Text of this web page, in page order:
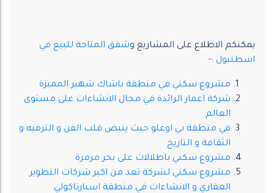
يمكنكم الاطلاع على المشاريع وشقق المتاحة للبيع في
اسطنبول :-
مشروع سكني في منطقة باشاك شهير المميزة
شركة اعمار الرائدة في مجال الانشاءات على مستوى
العالم
في منطقة بي اوغلو حيث ينبض قلب الفن و الترفيه و
الثقافة و التاريخ
مشروع سكني باطلالات على بحر مرمرة
مشروع سكني لشركة تعد من اكبر شركات التطوير
العقاري و الانشاءات في منطقة اسبارتاكولي